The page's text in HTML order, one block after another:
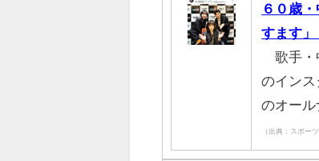
６０歳
すます」
歌手・
のイン
のオー
（出典：スポーツ